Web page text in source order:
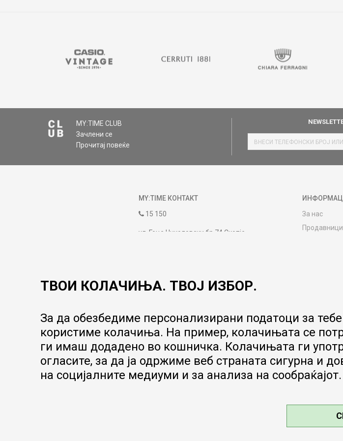
MY:TIME CLUB
Зачлени се
Прочитај повеќе
MY:TIME КОНТАКТ
15 150
ул. Гоце Николовски бр.74 Скопје
09:00 до 17:00
За нас
Продавници
Гаранција
Ценовник
ТВОИ КОЛАЧИЊА. ТВОЈ ИЗБОР.
За да обезбедиме персонализирани податоци за
користиме колачиња. На пример, колачињата се
ги имаш додадено во кошничка. Колачињата ги
огласите, за да ја одржиме веб страната сигурна и
на социјалните медиуми и за анализа на